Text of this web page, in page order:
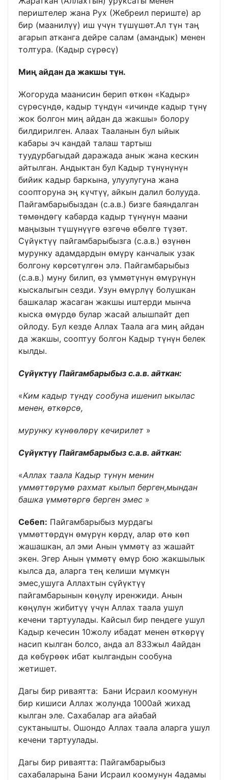
периштелер жана Рух (Жебреил периште) ар
бир (маанилүү) иш үчүн түшүшөт.Ал түн таң
агарып атканга дейре салам (амандык) менен
толтура. (Кадыр сүрөсү)
Миң айдан да жакшы түн.
Жогоруда маанисин берип өткөн «Кадыр»
сүрөсүндө, кадыр түндүн «ичинде кадыр түнү
жок болгон миң айдан да жакшы» болору
билдирилген. Алаах Тааланын бул ыйык
кабары эч кандай талаш тартыш
туудурбагыдай даражада анык жана кескин
айтылган. Андыктан бул Кадыр түнүнүнүн
бийик кадыр баркына, улуулугуна жана
соопторуна эң күчтүү, айкын далил болууда.
Пайгамбарыбыздан (с.а.в.) бизге баяндалган
төмөндөгү кабарда кадыр түнүнүн маани
маңызын түшүнүүгө өзгөчө өбөлгө түзөт.
Сүйүктүү пайгамбарыбызга (с.а.в.) өзүнөн
мурунку адамдардын өмүрү канчалык узак
болгону көрсөтүлгөн элэ. Пайгамбарыбыз
(с.а.в.) муну билип, өз үммөтүнүн өмүрүнүн
кыскалыгын сезди. Узун өмүрлүү болушкан
башкалар жасаган жакшы иштерди мынча
кыска өмүрдө булар жасай алышпайт деп
ойлоду. Бул кезде Аллах Таала ага миң айдан
да жакшы, сооптуу болгон Кадыр түнүн белек
кылды.
Сүйүктүү Пайгамбарыбыз с.а.в. айткан:
«Ким кадыр түндү сообуна ишенип ыкылас
менен, өткөрсө,
мурунку күнөөлөрү кечирилет »
Сүйүктүү Пайгамбарыбыз с.а.в. айткан:
«Аллах таала Кадыр түнүн менин
үммөттөрүмө рахмат кылып берген,мындан
башка үммөтөргө берген эмес »
Себеп: Пайгамбарыбыз мурдагы
үммөттөрдүн өмүрүн көрдү, алар өтө көп
жашашкан, ал эми Анын үммөтү аз жашайт
экен. Эгер Анын үммөтү өмүр бою жакшылык
кылса да, аларга тең келиши мүмкүн
эмес,ушуга Аллахтын сүйүктүү
пайгамбарынын көңүлү иренжиди. Анын
көңүлүн жибитүү үчүн Аллах таала ушул
кечени тартуулады. Кайсыл бир пендеге ушул
Кадыр кечесин 10жолу ибадат менен өткөрүү
насип кылган болсо, анда ал 833жыл 4айдан
да көбүрөөк ибат кылгандын сообуна
жетишет.
Дагы бир риваятта: Бани Исраил коомунун
бир кишиси Аллах жолунда 1000ай жихад
кылган эле. Сахабалар ага айабай
суктанышты. Ошондо Аллах таала аларга ушул
кечени тартуулады.
Дагы бир риваятта: Пайгамбарыбыз
сахабаларына Бани Исраил коомунун 4адамы